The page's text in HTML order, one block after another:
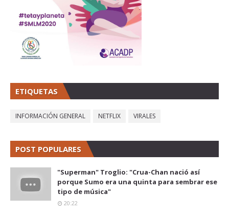
ETIQUETAS
INFORMACIÓN GENERAL NETFLIX VIRALES
POST POPULARES
"Superman" Troglio: "Crua-Chan nació así
porque Sumo era una quinta para sembrar ese
tipo de música"
20:22